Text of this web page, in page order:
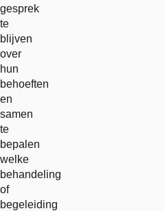
gesprek
te
blijven
over
hun
behoeften
en
samen
te
bepalen
welke
behandeling
of
begeleiding